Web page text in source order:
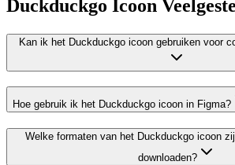
Duckduckgo Icoon
Kan ik het Duckduckgo icoon gebruiken voor
Hoe gebruik ik het Duckduckgo icoon in Figma?
Welke formaten van het Duckduckgo icoon
downloaden?